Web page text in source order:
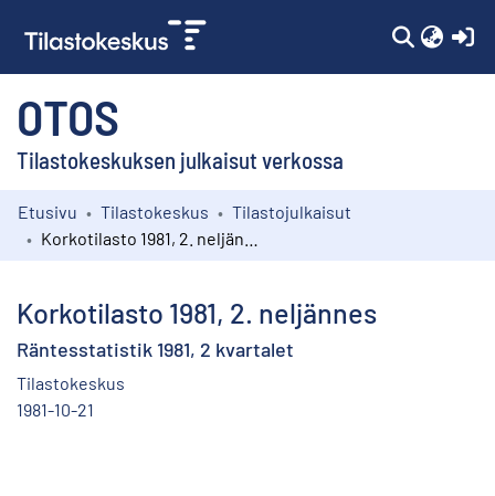
OTOS
Tilastokeskuksen julkaisut verkossa
Kokoelmat
Etusivu Tilastokeskus
Tilastojulkaisut
Korkotilasto 1981, 2. neljännes
Räntesstatistik 1981, 2 kvartalet
Tilastokeskus
1981-10-21